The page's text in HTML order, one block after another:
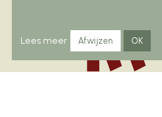
Lees meer Afwijzen OK